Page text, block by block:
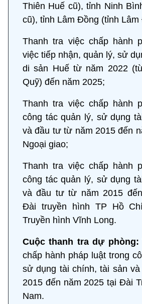
Thiên Huế cũ), tỉnh Ninh
cũ), tỉnh Lâm Đồng (tỉnh Lâm
Thanh tra việc chấp hành
việc tiếp nhận, quản lý, sử
di sản Huế từ năm 2022
Quỹ) đến năm 2025;
Thanh tra việc chấp hành
công tác quản lý, sử dụng
và đầu tư từ năm 2015 đến
Ngoại giao;
Thanh tra việc chấp hành
công tác quản lý, sử dụng
và đầu tư từ năm 2015
Đài truyền hình TP Hồ
Truyền hình Vĩnh Long.
Cuộc thanh tra dự
chấp hành pháp luật trong
sử dụng tài chính, tài sản
2015 đến năm 2025 tại Đài
Nam.